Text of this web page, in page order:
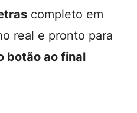
completo em
real e pronto para
botão ao final